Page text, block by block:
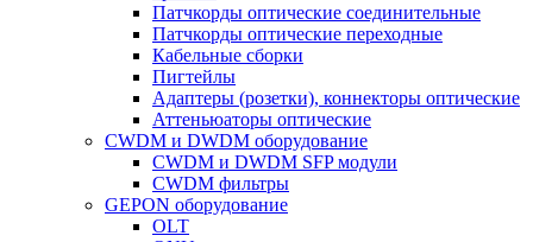
Патчкорды оптические соединительные
Патчкорды оптические переходные
Кабельные сборки
Пигтейлы
Адаптеры (розетки), коннекторы оптические
Аттеньюаторы оптические
CWDM и DWDM оборудование
CWDM и DWDM SFP модули
CWDM фильтры
GEPON оборудование
OLT